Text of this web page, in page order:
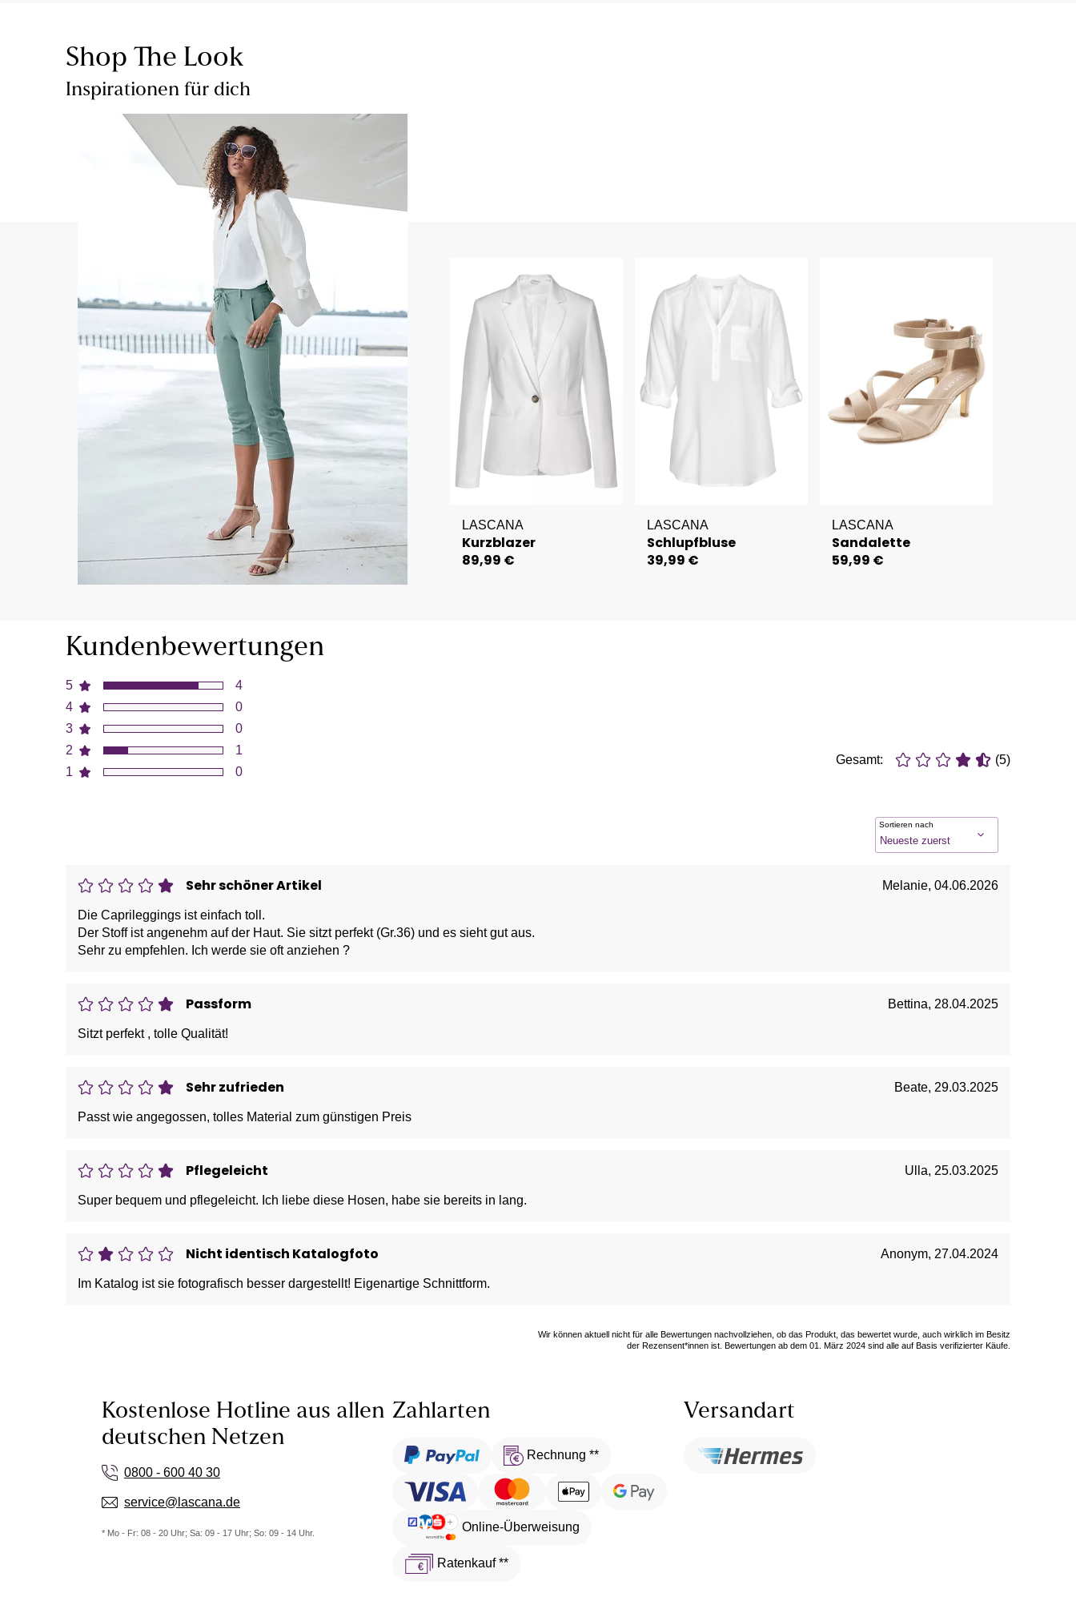
Shop The Look
Inspirationen für dich
LASCANA
Kurzblazer
89,99 €
LASCANA
Schlupfbluse
39,99 €
LASCANA
Sandalette
59,99 €
Kundenbewertungen
5
4
3
2
1
4
0
0
1
0
Gesamt: (5)
Sortieren nach
Sehr schöner Artikel Melanie, 04.06.2026
Die Caprileggings ist einfach toll.
Der Stoff ist angenehm auf der Haut. Sie sitzt perfekt (Gr.36) und es sieht gut aus.
Sehr zu empfehlen. Ich werde sie oft anziehen ?
Passform Bettina, 28.04.2025
Sitzt perfekt , tolle Qualität!
Sehr zufrieden Beate, 29.03.2025
Passt wie angegossen, tolles Material zum günstigen Preis
Pflegeleicht Ulla, 25.03.2025
Super bequem und pflegeleicht. Ich liebe diese Hosen, habe sie bereits in lang.
Nicht identisch Katalogfoto Anonym, 27.04.2024
Im Katalog ist sie fotografisch besser dargestellt! Eigenartige Schnittform.
Wir können aktuell nicht für alle Bewertungen nachvollziehen, ob das Produkt, das bewertet wurde, auch wirklich im Besitz
der Rezensent*innen ist. Bewertungen ab dem 01. März 2024 sind alle auf Basis verifizierter Käufe.
Kostenlose Hotline aus allen
deutschen Netzen
0800 - 600 40 30
service@lascana.de
* Mo - Fr: 08 - 20 Uhr; Sa: 09 - 17 Uhr; So: 09 - 14 Uhr.
Zahlarten
Rechnung **
Online-Überweisung
Ratenkauf **
Versandart